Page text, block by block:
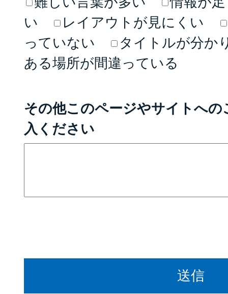
い
レイアウトが見にくい
っていない
タイトルが分か
ある場所が間違っている
その他このページやサイトへ
入ください